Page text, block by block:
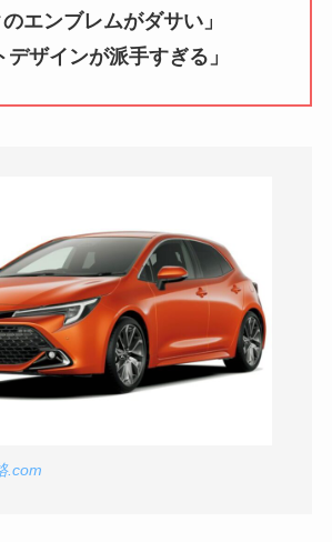
のエンブレムがダサい」
デザインが派手すぎる」
.com